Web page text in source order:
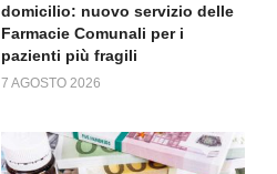
domicilio: nuovo servizio delle
Farmacie Comunali per i
pazienti più fragili
7 AGOSTO 2026